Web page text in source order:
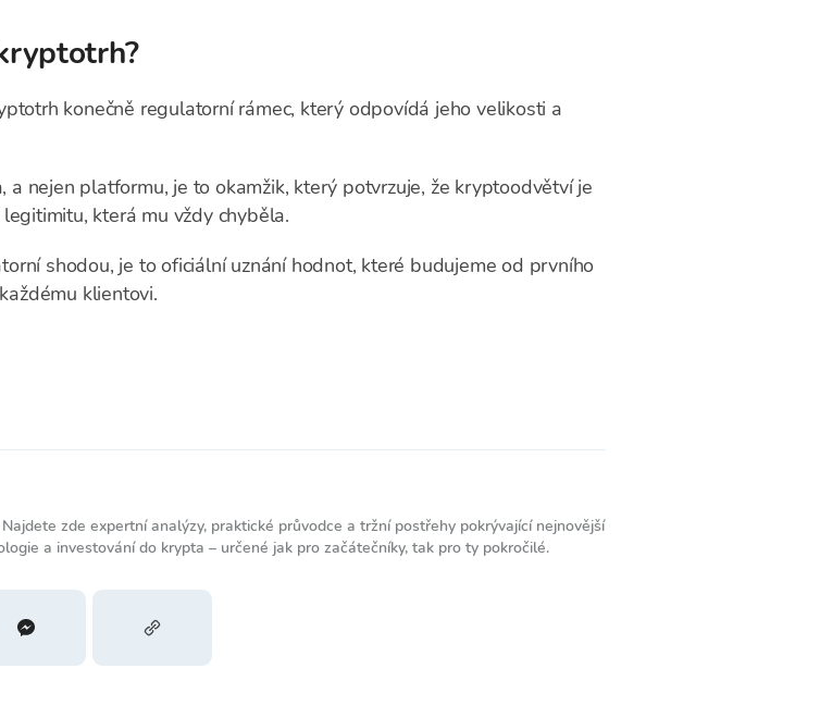
konečně regulatorní rámec, který odpovídá jeho velikosti a
nejen platformu, je to okamžik, který potvrzuje, že kryptoodvětví je
která mu vždy chyběla.
shodou, je to oficiální uznání hodnot, které budujeme od prvního
klientovi.
zde expertní analýzy, praktické průvodce a tržní postřehy pokrývající nejnovější
a investování do krypta – určené jak pro začátečníky, tak pro ty pokročilé.